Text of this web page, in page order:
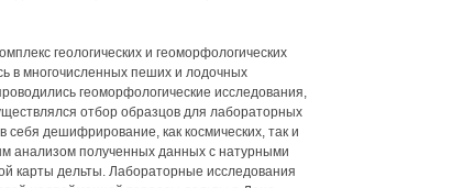
геологических и геоморфологических
в многочисленных пеших и лодочных
геоморфологические исследования,
отбор образцов для лабораторных
дешифрирование, как космических, так и
анализом полученных данных с натурными
карты дельты. Лабораторные исследования